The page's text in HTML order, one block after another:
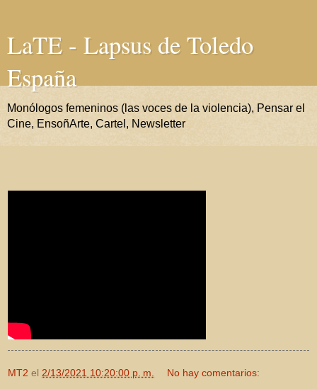
LaTE - Lapsus de Toledo
España
Monólogos femeninos (las voces de la violencia), Pensar el
Cine, EnsoñArte, Cartel, Newsletter
MT2 el 2/13/2021 10:20:00 p. m. No hay comentarios: